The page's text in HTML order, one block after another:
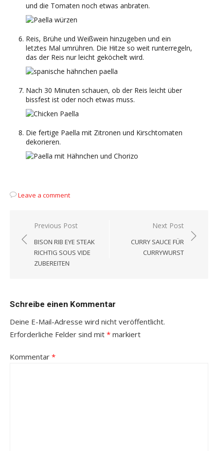
und die Tomaten noch etwas anbraten.
Reis, Brühe und Weißwein hinzugeben und ein
letztes Mal umrühren. Die Hitze so weit runterregeln,
das der Reis nur leicht geköchelt wird.
Nach 30 Minuten schauen, ob der Reis leicht über
bissfest ist oder noch etwas muss.
Die fertige Paella mit Zitronen und Kirschtomaten
dekorieren.
Leave a comment
Beitragsnavigation
Previous Post
BISON RIB EYE STEAK
RICHTIG SOUS VIDE
ZUBEREITEN
Next Post
CURRY SAUCE FÜR
CURRYWURST
Schreibe einen Kommentar
Deine E-Mail-Adresse wird nicht veröffentlicht.
Erforderliche Felder sind mit * markiert
Kommentar *